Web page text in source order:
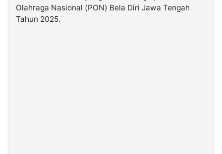
2026Olahraga Nasional (PON) Bela Diri Jawa Tengah
Tahun 2025.